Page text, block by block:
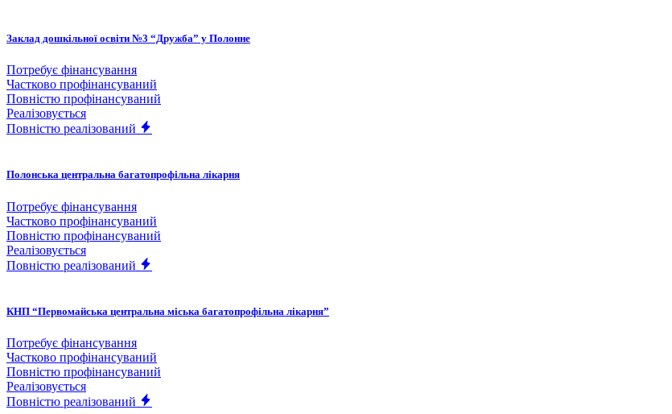
Заклад дошкільної освіти №3 “Дружба” у Полонне
Потребує фінансування
Частково профінансуваний
Повністю профінансуваний
Реалізовується
Повністю реалізований
Полонська центральна багатопрофільна лікарня
Потребує фінансування
Частково профінансуваний
Повністю профінансуваний
Реалізовується
Повністю реалізований
КНП “Первомайська центральна міська багатопрофільна лікарня”
Потребує фінансування
Частково профінансуваний
Повністю профінансуваний
Реалізовується
Повністю реалізований